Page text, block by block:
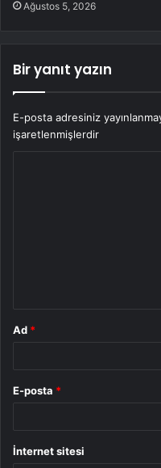
Ağustos 5, 2026
Bir yanıt yazın
E-posta adresiniz
işaretlenmişlerdir
Ad *
E-posta *
İnternet sitesi